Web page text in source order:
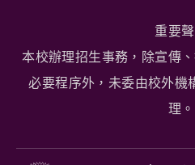
重要
本校辦理招生事務，除宣傳
必要程序外，未委由校外機
理。